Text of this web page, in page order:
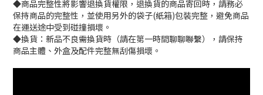
◆商品完整性將影響退換貨權限，退換貨的商品寄回時，請務必
保持商品的完整性，並使用另外的袋子(紙箱)包裝完整，避免商品
在運送途中受到碰撞損壞。
◆換貨：新品不良需換貨時（請在第一時間聊聊聯繫），請保持
商品主體、外盒及配件完整無刮傷損壞。